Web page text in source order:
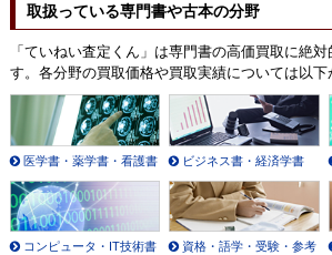
取扱っている専門書や古本の分野
「ていねい査定くん」は専門書の高価買取に絶
す。各分野の買取価格や買取実績については以下
医学書・薬学書・看護書 ビジネス書・経済学書
コンピュータ・IT技術書 資格・語学・受験・参考